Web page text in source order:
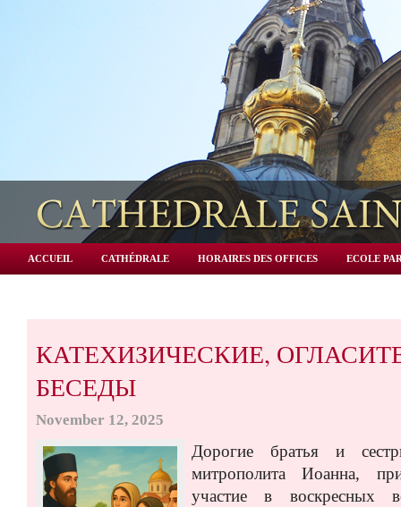
ACCUEIL CATHÉDRALE HORAIRES DES OFFICES ECOLE
КАТЕХИЗИЧЕСКИЕ,
БЕСЕДЫ
November 12, 2025
Дорогие братья и
митрополита Иоанна,
участие в воскресных